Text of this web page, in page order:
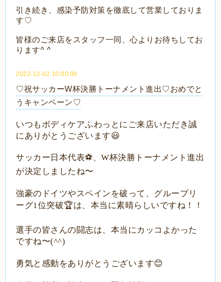
引き続き、感染予防対策を徹底して営業しておりま
す♡
皆様のご来店をスタッフ一同、心よりお待ちしてお
ります^ ^
2022-12-02 10:00:00
♡祝サッカーW杯決勝トーナメント進出♡おめでと
うキャンペーン♡
いつもボディケアふわっとにご来店いただき誠
にありがとうございます😃
サッカー日本代表⚽️、W杯決勝トーナメント進出
が決定しましたね〜
強豪のドイツやスペインを破って、グループリ
ーグ1位突破🏆は、本当に素晴らしいですね！！
選手の皆さんの闘志は、本当にカッコよかった
ですね〜(^^)
勇気と感動をありがとうございます😊